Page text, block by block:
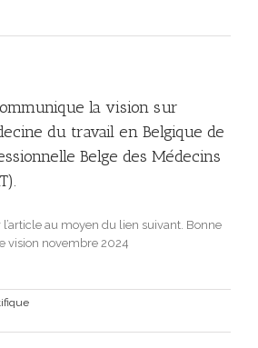
la vision sur
du travail en Belgique de
Belge des Médecins
au moyen du lien suivant. Bonne
vision novembre 2024